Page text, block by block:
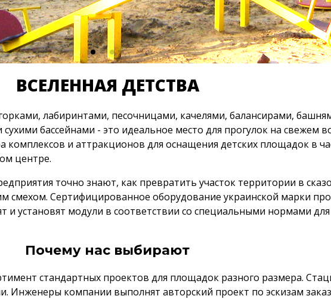
ВСЕЛЕННАЯ ДЕТСТВА
лабиринтами, песочницами, качелями, балансирами,
бассейнами - это идеальное место для прогулок на свежем
и аттракционов для оснащения детских площадок в
центре.
точно знают, как превратить участок территории в
Сертифицированное оборудование украинской марки
и установят модули в соответствии со специальными нормами
Почему нас выбирают
стандартных проектов для площадок разного размера.
Инженеры компании выполнят авторский проект по эскизам